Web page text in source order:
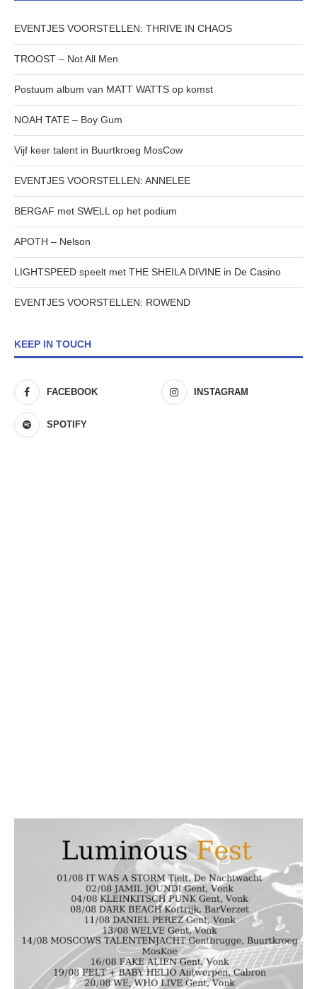
EVENTJES VOORSTELLEN: THRIVE IN CHAOS
TROOST – Not All Men
Postuum album van MATT WATTS op komst
NOAH TATE – Boy Gum
Vijf keer talent in Buurtkroeg MosCow
EVENTJES VOORSTELLEN: ANNELEE
BERGAF met SWELL op het podium
APOTH – Nelson
LIGHTSPEED speelt met THE SHEILA DIVINE in De Casino
EVENTJES VOORSTELLEN: ROWEND
KEEP IN TOUCH
FACEBOOK INSTAGRAM
SPOTIFY